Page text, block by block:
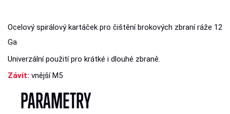
Ocelový spirálový kartáček pro čištění brokových zbraní ráže 12
Ga
Univerzální použití pro krátké i dlouhé zbraně.
Závit: vnější M5
PARAMETRY